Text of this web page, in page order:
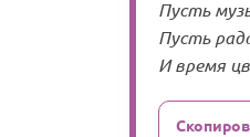
Пусть
Пусть
И время